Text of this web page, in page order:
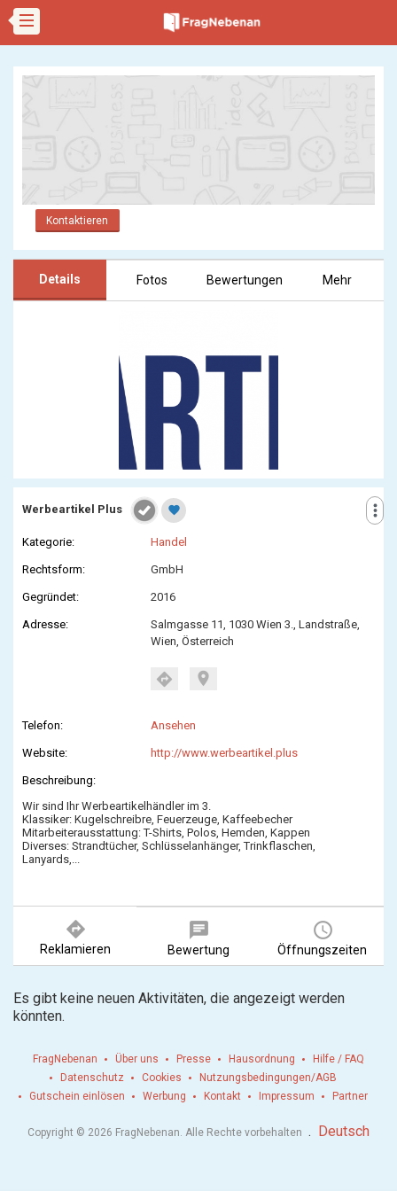
Kontaktieren
Details Fotos Bewertungen Mehr
more_vert
Werbeartikel Plus favorite
Kategorie: Handel
Rechtsform: GmbH
Gegründet: 2016
Adresse:
Salmgasse 11, 1030 Wien 3., Landstraße,
Wien, Österreich
directions location_on
Telefon: Ansehen
Website: http://www.werbeartikel.plus
Beschreibung:
Wir sind Ihr Werbeartikelhändler im 3.
Klassiker: Kugelschreibre, Feuerzeuge, Kaffeebecher
Mitarbeiterausstattung: T-Shirts, Polos, Hemden, Kappen
Diverses: Strandtücher, Schlüsselanhänger, Trinkflaschen,
Lanyards,...
directions
Reklamieren
chat
Bewertung
query_builder
Öffnungszeiten
Es gibt keine neuen Aktivitäten, die angezeigt werden
könnten.
FragNebenan Über uns Presse Hausordnung
Hilfe / FAQ
Datenschutz
Cookies
Nutzungsbedingungen/AGB
Gutschein einlösen
Werbung Kontakt Impressum Partner
Copyright © 2026 FragNebenan. Alle Rechte vorbehalten . Deutsch